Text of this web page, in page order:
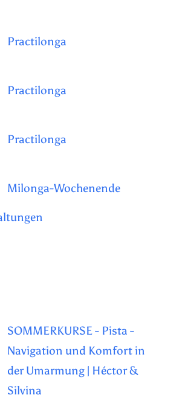
Practilonga
Practilonga
Practilonga
Milonga-Wochenende
SOMMERKURSE - Pista -
Navigation und Komfort in
der Umarmung | Héctor &
Silvina